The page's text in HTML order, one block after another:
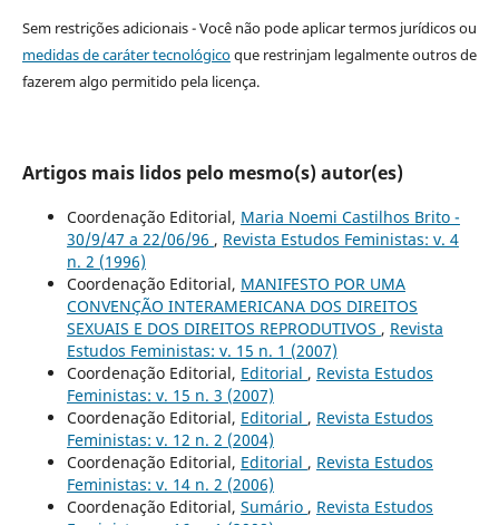
Sem restrições adicionais - Você não pode aplicar termos jurídicos ou
medidas de caráter tecnológicoque restrinjam legalmente outros de
fazerem algo permitido pela licença.
Artigos mais lidos pelo mesmo(s) autor(es)
Coordenação Editorial, Maria Noemi Castilhos Brito -
30/9/47 a 22/06/96 , Revista Estudos Feministas: v. 4
n. 2 (1996)
Coordenação Editorial, MANIFESTO POR UMA
CONVENÇÃO INTERAMERICANA DOS DIREITOS
SEXUAIS E DOS DIREITOS REPRODUTIVOS , Revista
Estudos Feministas: v. 15 n. 1 (2007)
Coordenação Editorial, Editorial , Revista Estudos
Feministas: v. 15 n. 3 (2007)
Coordenação Editorial, Editorial , Revista Estudos
Feministas: v. 12 n. 2 (2004)
Coordenação Editorial, Editorial , Revista Estudos
Feministas: v. 14 n. 2 (2006)
Coordenação Editorial, Sumário , Revista Estudos